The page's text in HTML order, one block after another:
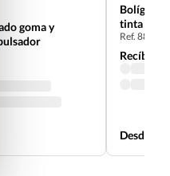
goma y
Bolígrafo
tinta
Ref.
Recíbelo
Desde